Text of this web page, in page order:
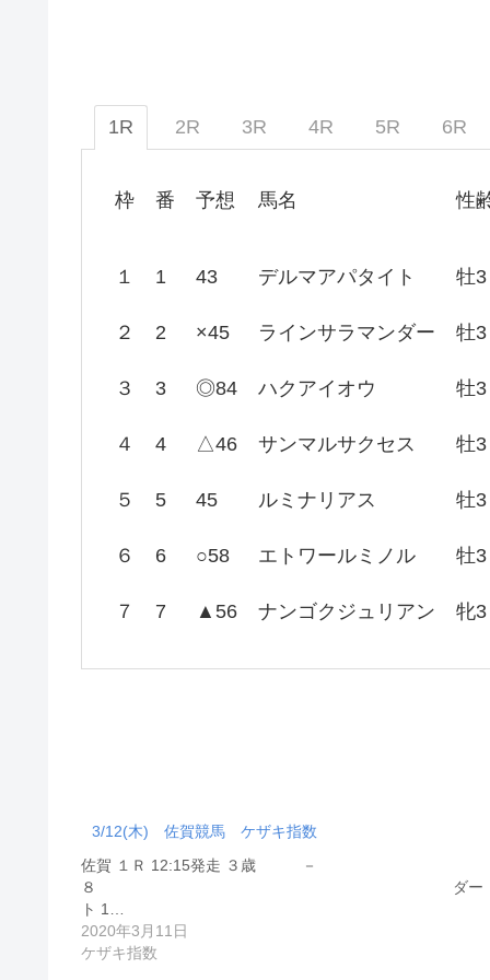
1R 2R 3R 4R 5R 6R
枠 番 予想 馬名 性
１ 1 43 デルマアパタイト 牡3
２ 2 ×45 ラインサラマンダー 牡3
３ 3 ◎84 ハクアイオウ 牡3
４ 4 △46 サンマルサクセス 牡3
５ 5 45 ルミナリアス 牡3
６ 6 ○58 エトワールミノル 牡3
７ 7 ▲56 ナンゴクジュリアン 牝3
3/12(木) 佐賀競馬 ケザキ指数
佐賀 １Ｒ 12:15発走 ３歳 －
８ ダー
ト 1…
2020年3月11日
ケザキ指数